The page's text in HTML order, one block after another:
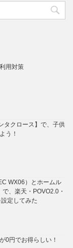
用対策
タクロース】で、子供
う！
WX06）とホームル
、楽天・POVO2.0・
定してみた
0円でお得らしい！